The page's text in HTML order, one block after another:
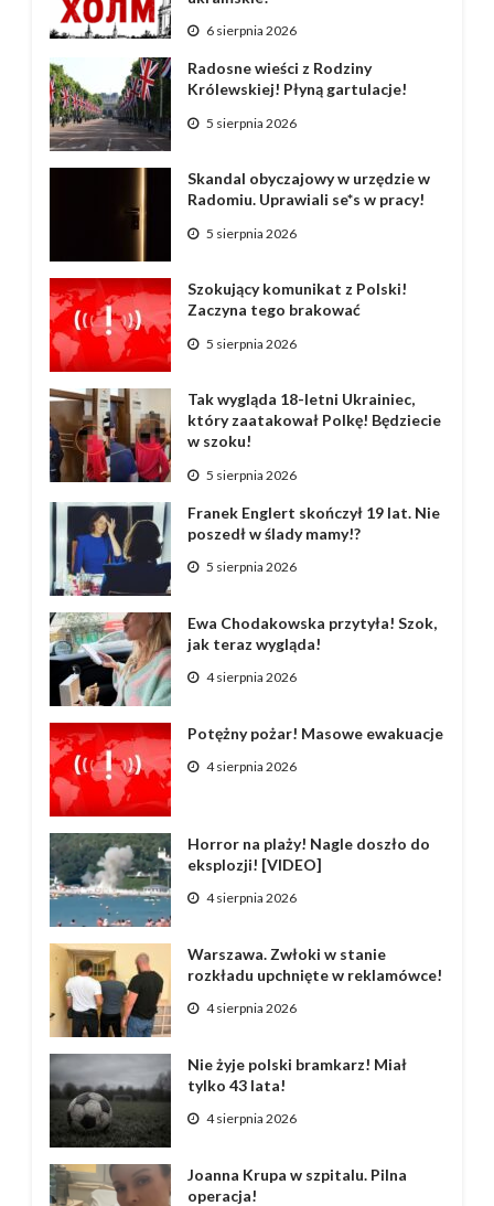
6 sierpnia 2026
Radosne wieści z Rodziny
Królewskiej! Płyną gartulacje!
5 sierpnia 2026
Skandal obyczajowy w urzędzie w
Radomiu. Uprawiali se*s w pracy!
5 sierpnia 2026
Szokujący komunikat z Polski!
Zaczyna tego brakować
5 sierpnia 2026
Tak wygląda 18-letni Ukrainiec,
który zaatakował Polkę! Będziecie
w szoku!
5 sierpnia 2026
Franek Englert skończył 19 lat. Nie
poszedł w ślady mamy!?
5 sierpnia 2026
Ewa Chodakowska przytyła! Szok,
jak teraz wygląda!
4 sierpnia 2026
Potężny pożar! Masowe ewakuacje
4 sierpnia 2026
Horror na plaży! Nagle doszło do
eksplozji! [VIDEO]
4 sierpnia 2026
Warszawa. Zwłoki w stanie
rozkładu upchnięte w reklamówce!
4 sierpnia 2026
Nie żyje polski bramkarz! Miał
tylko 43 lata!
4 sierpnia 2026
Joanna Krupa w szpitalu. Pilna
operacja!